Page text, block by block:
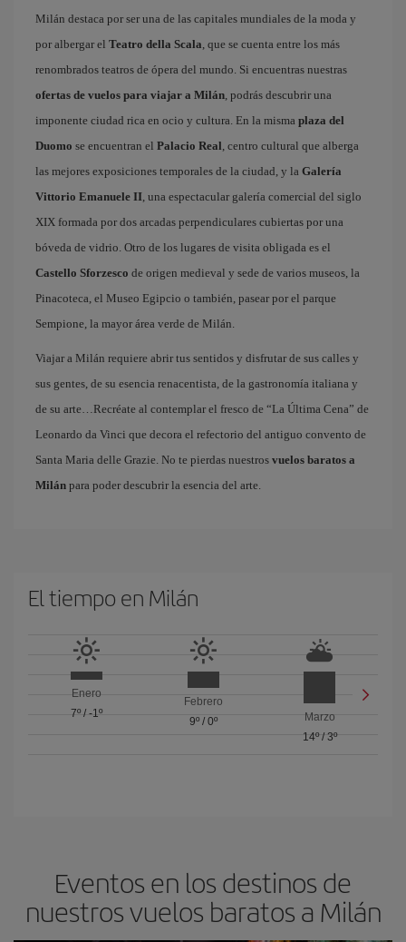
Milán destaca por ser una de las capitales mundiales de la moda y
por albergar el Teatro della Scala, que se cuenta entre los más
renombrados teatros de ópera del mundo. Si encuentras nuestras
ofertas de vuelos para viajar a Milán, podrás descubrir una
imponente ciudad rica en ocio y cultura. En la misma plaza del
Duomo se encuentran el Palacio Real, centro cultural que alberga
las mejores exposiciones temporales de la ciudad, y la Galería
Vittorio Emanuele II, una espectacular galería comercial del siglo
XIX formada por dos arcadas perpendiculares cubiertas por una
bóveda de vidrio. Otro de los lugares de visita obligada es el
Castello Sforzesco de origen medieval y sede de varios museos, la
Pinacoteca, el Museo Egipcio o también, pasear por el parque
Sempione, la mayor área verde de Milán.
Viajar a Milán requiere abrir tus sentidos y disfrutar de sus calles y
sus gentes, de su esencia renacentista, de la gastronomía italiana y
de su arte…Recréate al contemplar el fresco de “La Última Cena” de
Leonardo da Vinci que decora el refectorio del antiguo convento de
Santa Maria delle Grazie. No te pierdas nuestros vuelos baratos a
Milán para poder descubrir la esencia del arte.
El tiempo en Milán
Enero
7º/ -1º
Febrero
9º/ 0º
Marzo
14º/ 3º
Eventos en los destinos de
nuestros vuelos baratos a Milán